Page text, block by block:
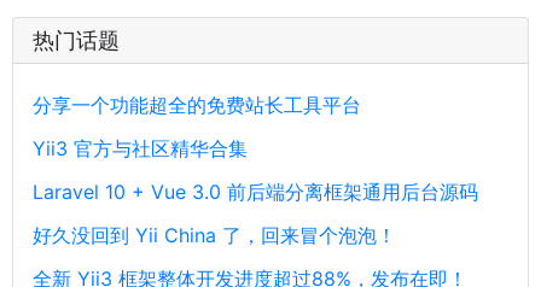
热门话题
分享一个功能超全的免费站长工具平台
Yii3 官方与社区精华合集
Laravel 10 + Vue 3.0 前后端分离框架通用后台源码
好久没回到 Yii China 了，回来冒个泡泡！
全新 Yii3 框架整体开发进度超过88%，发布在即！